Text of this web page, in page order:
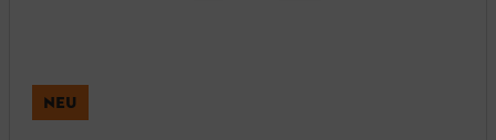
NEU